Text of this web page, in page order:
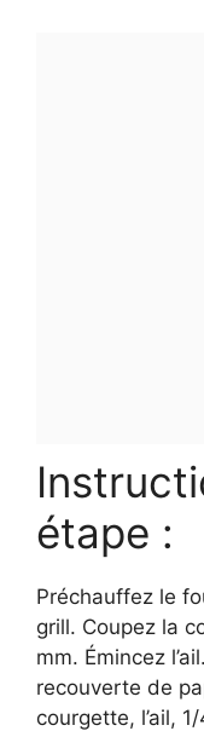
étape :
Préchauffez le
grill. Coupez la
mm. Émincez
recouverte de
courgette, l’ail,